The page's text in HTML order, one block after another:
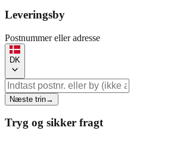
Leveringsby
Postnummer eller adresse
DK
Næste trin→
Tryg og sikker fragt